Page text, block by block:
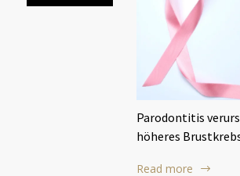
Parodontitis
höheres
Read more